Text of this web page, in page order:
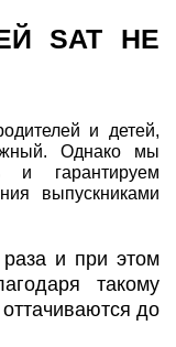
SAT НЕ
и детей,
Однако мы
и гарантируем
выпускниками
и при этом
такому
до